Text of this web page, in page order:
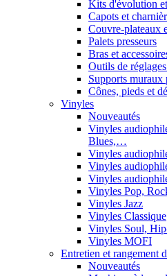
Kits d'évolution
Capots et
Couvre-plateaux
Palets presseurs
Bras et
Outils de
Supports
Cônes, pieds et
Vinyles
Nouveautés
Vinyles
Blues,…
Vinyles
Vinyles
Vinyles
Vinyles Pop,
Vinyles Jazz
Vinyles Classique
Vinyles Soul,
Vinyles MOFI
Entretien et rangement
Nouveautés